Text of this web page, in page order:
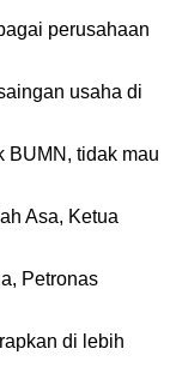
perusahaan
usaha di
BUMN, tidak mau
Asa, Ketua
Petronas
di lebih